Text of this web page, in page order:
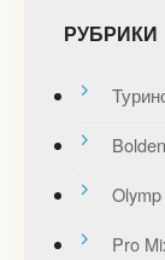
РУБРИКИ
Pro